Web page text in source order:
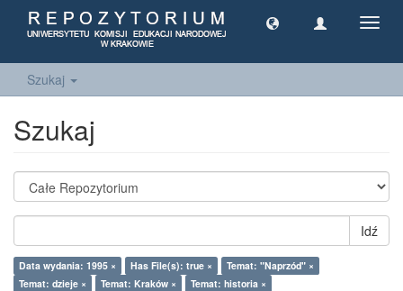
Szukaj
Szukaj
Idź
Data wydania: 1995 × Has File(s): true ×
Temat: "Naprzód" ×
Temat: dzieje ×
Temat: Kraków × Temat: historia ×